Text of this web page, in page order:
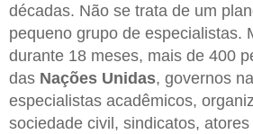
décadas. Não se trata de um
pequeno grupo de especialistas.
durante 18 meses, mais de 400
das Nações Unidas, governos
especialistas acadêmicos,
sociedade civil, sindicatos,